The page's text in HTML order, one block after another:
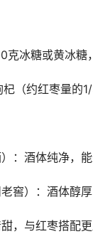
冰糖或黄冰糖
（约红枣量的
：酒体纯净，
窖）：酒体醇
，与红枣搭配更